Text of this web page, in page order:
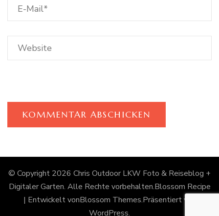
© Copyright 2026 Chris Outdoor LKW Foto & Reiseblog +
Digitaler Garten. Alle Rechte vorbehalten.Blossom Recipe
| Entwickelt vonBlossom Themes.Präsentiert von
WordPress.